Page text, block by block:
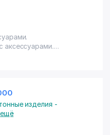
аксессуарами.
из металла.
эмали ПФ-115. Окна,
и алюминиевых
изделия -
ещё